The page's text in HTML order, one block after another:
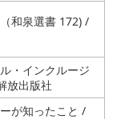
和泉選書 172) /
・インクルージ
放出版社
が知ったこと /